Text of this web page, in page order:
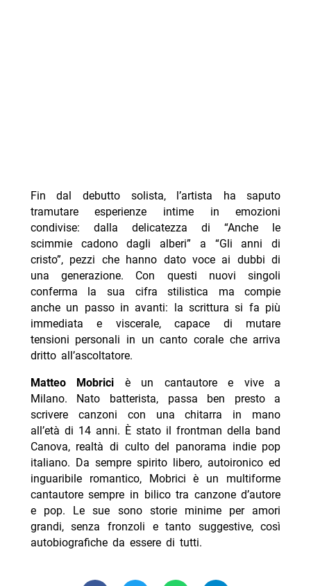
Fin dal debutto solista, l’artista ha saputo
tramutare esperienze intime in emozioni
condivise: dalla delicatezza di “Anche le
scimmie cadono dagli alberi” a “Gli anni di
cristo”, pezzi che hanno dato voce ai dubbi di
una generazione. Con questi nuovi singoli
conferma la sua cifra stilistica ma compie
anche un passo in avanti: la scrittura si fa più
immediata e viscerale, capace di mutare
tensioni personali in un canto corale che arriva
dritto all’ascoltatore.
Matteo Mobrici è un cantautore e vive a
Milano. Nato batterista, passa ben presto a
scrivere canzoni con una chitarra in mano
all’età di 14 anni. È stato il frontman della band
Canova, realtà di culto del panorama indie pop
italiano. Da sempre spirito libero, autoironico ed
inguaribile romantico, Mobrici è un multiforme
cantautore sempre in bilico tra canzone d’autore
e pop. Le sue sono storie minime per amori
grandi, senza fronzoli e tanto suggestive, così
autobiografiche da essere di tutti.